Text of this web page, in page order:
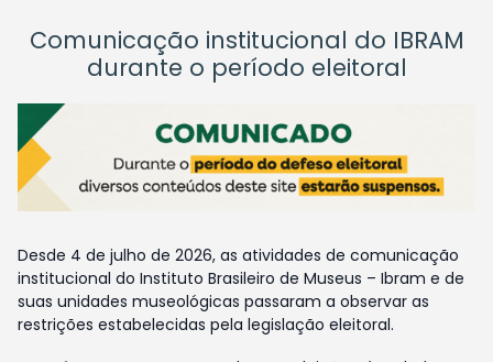
Comunicação institucional do IBRAM
durante o período eleitoral
Desde 4 de julho de 2026, as atividades de comunicação
institucional do Instituto Brasileiro de Museus – Ibram e de
suas unidades museológicas passaram a observar as
restrições estabelecidas pela legislação eleitoral.